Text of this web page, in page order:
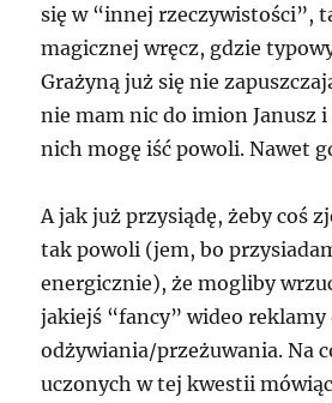
się w “innej rzeczywistości”,
magicznej wręcz, gdzie
Grażyną już się nie
nie mam nic do imion Janusz i
nich mogę iść powoli. Nawet
A jak już przysiądę, żeby coś
tak powoli (jem, bo
energicznie), że mogliby
jakiejś “fancy” wideo
odżywiania/przeżuwania. Na
uczonych w tej kwestii